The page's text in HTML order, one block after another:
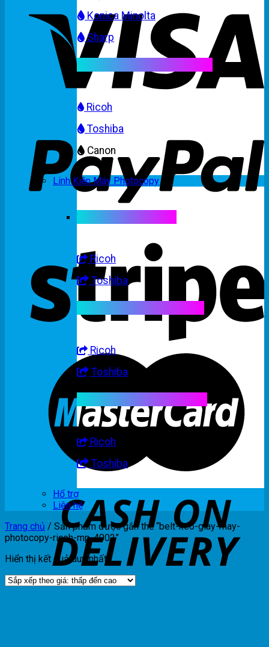
Konica Minolta
Sharp
Ricoh
Toshiba
Canon
Linh Kiện Máy Photocopy
Ricoh
Toshiba
Ricoh
Toshiba
Ricoh
Toshiba
Hổ trợ
Liên hệ
Trang chủ / Sản phẩm được gắn thẻ “belt-keo-giay-may-
photocopy-ricoh-mp-4002”
Hiển thị kết quả duy nhất